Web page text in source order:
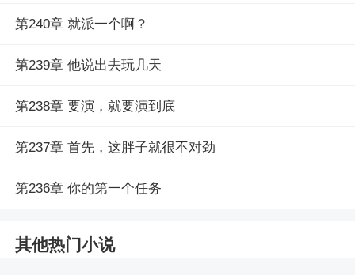
第240章 就派一个啊？
第239章 他说出去玩几天
第238章 要演，就要演到底
第237章 首先，这胖子就很不对劲
第236章 你的第一个任务
其他热门小说